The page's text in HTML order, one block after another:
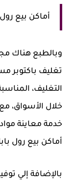
أماكن بيع
وبالطبع هناك
تغليف باكتوبر
التغليف،
خلال الأسواق،
خدمة معاينة
أماكن بيع رول
بالإضافة إلي